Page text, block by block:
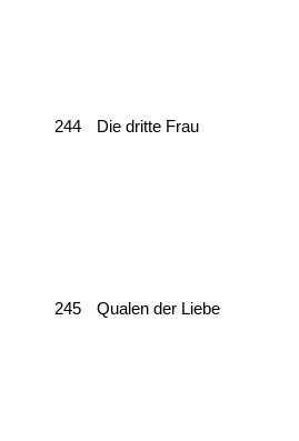
244 Die dritte Frau
245 Qualen der Liebe